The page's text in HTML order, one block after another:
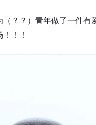
？？）青年做了一件有
！！